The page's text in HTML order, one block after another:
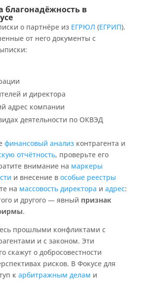
благонадёжность в
о партнёре из ЕГРЮЛ (ЕГРИП).
от него документы с
и директора
адрес компании
деятельности по ОКВЭД
финансовый анализконтрагента и
отчётность, проверьте его
внимание на маркеры
и внесение в особые реестры
на массовость директора и адрес:
и другого — явный признак
.
прошлыми конфликтами с
и с законом. Эти
скажут о добросовестности
рисков. В Фокусе для
к арбитражным делам и